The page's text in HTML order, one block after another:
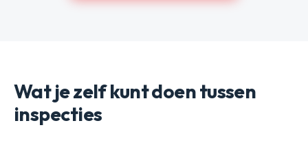
Wat je zelf kunt doen tussen
inspecties